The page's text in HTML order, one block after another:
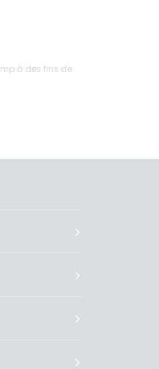
à des fins de